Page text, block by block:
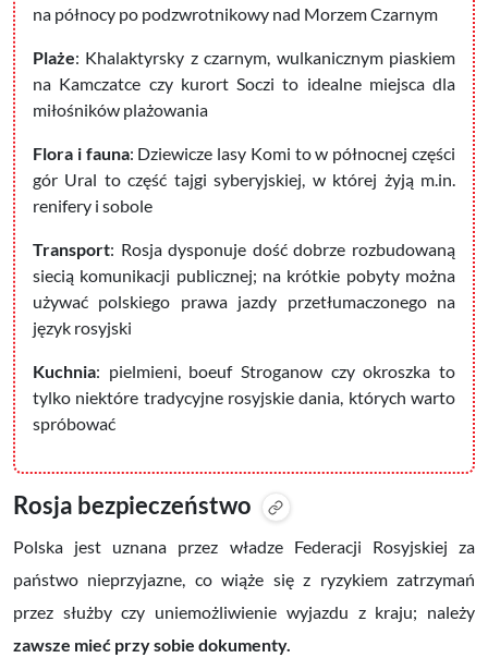
na północy po podzwrotnikowy nad Morzem Czarnym
Plaże: Khalaktyrsky z czarnym, wulkanicznym piaskiem
na Kamczatce czy kurort Soczi to idealne miejsca dla
miłośników plażowania
Flora i fauna: Dziewicze lasy Komi to w północnej części
gór Ural to część tajgi syberyjskiej, w której żyją m.in.
renifery i sobole
Transport: Rosja dysponuje dość dobrze rozbudowaną
siecią komunikacji publicznej; na krótkie pobyty można
używać polskiego prawa jazdy przetłumaczonego na
język rosyjski
Kuchnia: pielmieni, boeuf Stroganow czy okroszka to
tylko niektóre tradycyjne rosyjskie dania, których warto
spróbować
Rosja bezpieczeństwo
Polska jest uznana przez władze Federacji Rosyjskiej za
państwo nieprzyjazne, co wiąże się z ryzykiem zatrzymań
przez służby czy uniemożliwienie wyjazdu z kraju; należy
zawsze mieć przy sobie dokumenty.